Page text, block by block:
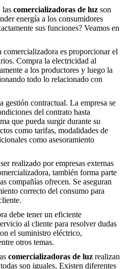
las comercializadoras de luz son
energía a los consumidores
sus funciones? Veamos en
es proporcionar el
Compra la electricidad al
a los productores y luego la
todo lo relacionado con
gestión contractual. La empresa se
del contrato hasta
que pueda surgir durante su
como tarifas, modalidades de
como asesoramiento
realizado por empresas externas
también forma parte
compañías ofrecen. Se aseguran
correcto del consumo para
debe tener un eficiente
al cliente para resolver dudas
el suministro eléctrico,
otros temas.
comercializadoras de luz realizan
son iguales. Existen diferentes